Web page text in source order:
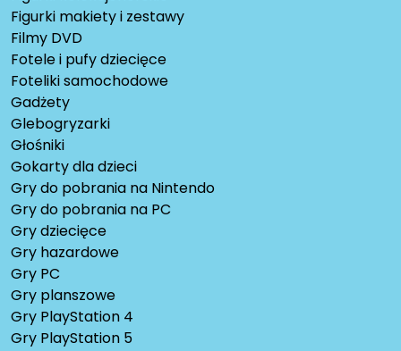
Figurki makiety i zestawy
Filmy DVD
Fotele i pufy dziecięce
Foteliki samochodowe
Gadżety
Glebogryzarki
Głośniki
Gokarty dla dzieci
Gry do pobrania na Nintendo
Gry do pobrania na PC
Gry dziecięce
Gry hazardowe
Gry PC
Gry planszowe
Gry PlayStation 4
Gry PlayStation 5